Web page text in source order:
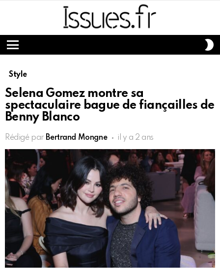
Menu
Style
Selena Gomez montre sa
spectaculaire bague de fiançailles de
Benny Blanco
Rédigé par Bertrand Mongne il y a 2 ans